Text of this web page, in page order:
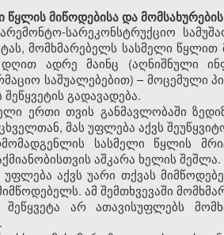
მიწოდებისა და მომსახურების
სარეკონსტრუქციო
მომხმარებელს სასმელი
ადრე მაინც (აღნიშნული
საშუალებებით) – მოცემული
გადავადება.
ერთი თვის განმავლობაში
მას უფლება აქვს
სასმელი წყლის
აშკარა ხელის შეშლა.
უფლება აქვს უარი თქვას
მიმწოდებელს. ამ შემთხვევაში
შეწყვეტა არ ათავისუფლებს